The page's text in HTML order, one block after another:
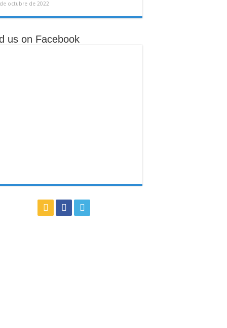
octubre de 2022
us on Facebook